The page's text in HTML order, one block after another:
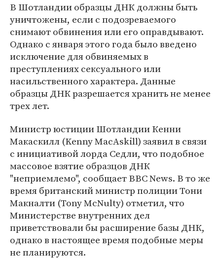
В Шотландии образцы ДНК должны быть
уничтожены, если с подозреваемого
снимают обвинения или его оправдывают.
Однако с января этого года было введено
исключение для обвиняемых в
преступлениях сексуального или
насильственного характера. Данные
образцы ДНК разрешается хранить не менее
трех лет.
Министр юстиции Шотландии Кенни
Макаскилл (Kenny MacAskill) заявил в связи
с инициативой лорда Седли, что подобное
массовое взятие образцов ДНК
"неприемлемо", сообщает BBC News. В то же
время британский министр полиции Тони
Макналти (Tony McNulty) отметил, что
Министерстве внутренних дел
приветствовали бы расширение базы ДНК,
однако в настоящее время подобные меры
не планируются.